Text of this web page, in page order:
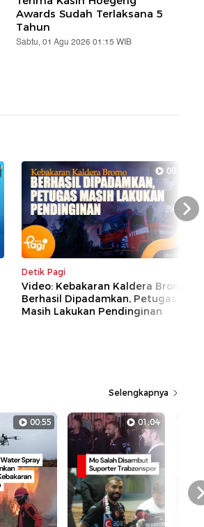
Awards Sudah Terlaksana 5
Tahun
Sabtu, 01 Agu 2026 01:15 WIB
09:18
Detik Pagi
Video: Kebakaran Kaldera Bromo
Berhasil Dipadamkan, Petugas
Masih Lakukan Pendinginan
Next
Selengkapnya
00:55 01:04